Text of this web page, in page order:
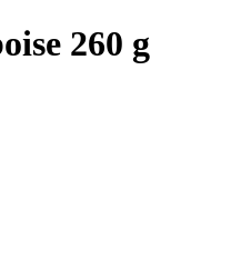
260 g